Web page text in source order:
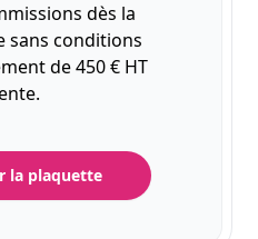
dès la
sans conditions
de 450 € HT
la plaquette